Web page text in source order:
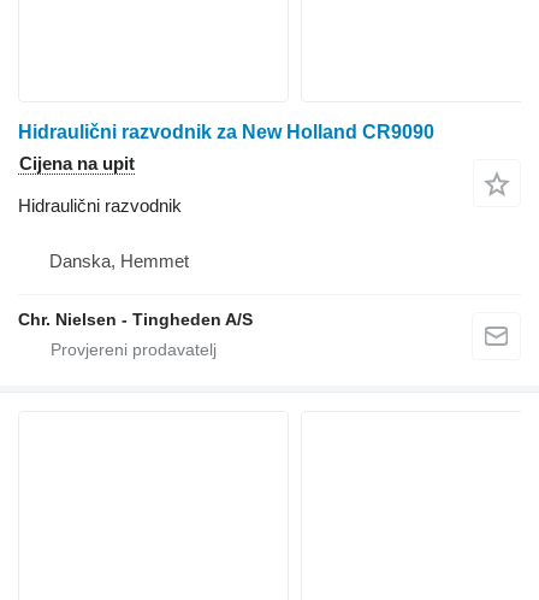
Hidraulični razvodnik za New Holland CR9090
Cijena na upit
Hidraulični razvodnik
Danska, Hemmet
Chr. Nielsen - Tingheden A/S